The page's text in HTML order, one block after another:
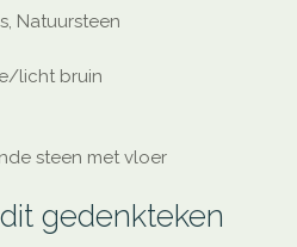
Natuursteen
licht bruin
steen met vloer
gedenkteken